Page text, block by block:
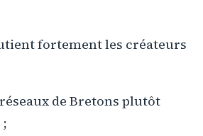
fortement les créateurs
de Bretons plutôt